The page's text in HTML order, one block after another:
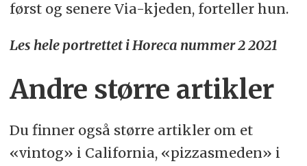
først og senere Via-kjeden, forteller hun.
Les hele portrettet i Horeca nummer 2 2021
Andre større artikler
Du finner også større artikler om et
«vintog» i California, «pizzasmeden» i